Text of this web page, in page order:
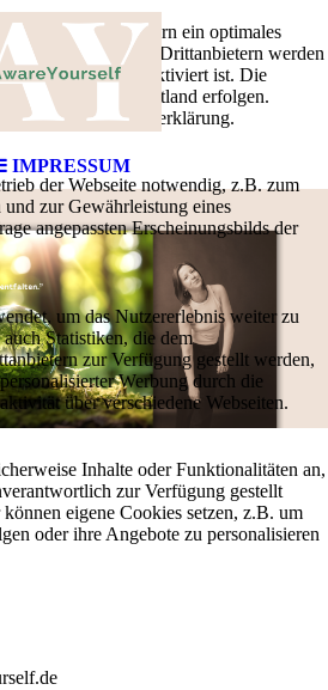
IMPRESSUM
um Besuchern ein optimales
Inhalte von Drittanbietern werden
Option aktiviert ist. Die
auch in einem Drittland erfolgen.
in der Datenschutzerklärung.
der Webseite notwendig, z.B. zum
zur Gewährleistung eines
angepassten Erscheinungsbilds der
um das Nutzererlebnis weiter zu
Statistiken, die dem
zur Verfügung gestellt werden,
Werbung durch die
über verschiedene Webseiten.
Inhalte oder Funktionalitäten an,
zur Verfügung gestellt
eigene Cookies setzen, z.B. um
oder ihre Angebote zu personalisieren